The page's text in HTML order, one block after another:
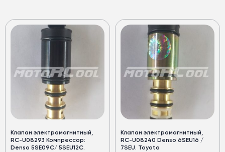
Клапан электромагнитный,
RC-U08293 Компрессор:
Denso 5SE09C/ 5SEU12C.
Клапан электромагнитный,
RC-U08240 Denso 6SEU16 /
7SEU. Toyota